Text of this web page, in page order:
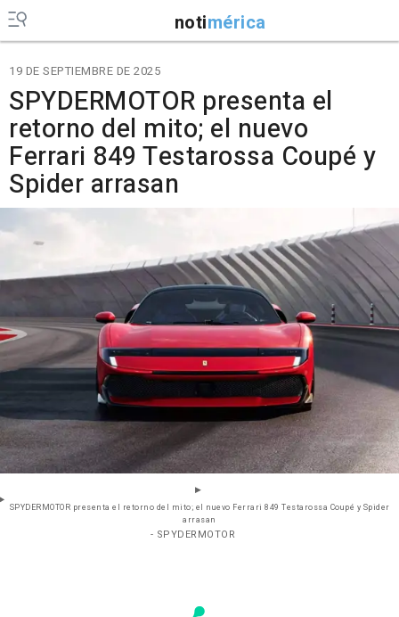
notimérica
19 DE SEPTIEMBRE DE 2025
SPYDERMOTOR presenta el
retorno del mito; el nuevo
Ferrari 849 Testarossa Coupé y
Spider arrasan
SPYDERMOTOR presenta el retorno del mito; el nuevo Ferrari 849 Testarossa Coupé y Spider
arrasan
- SPYDERMOTOR